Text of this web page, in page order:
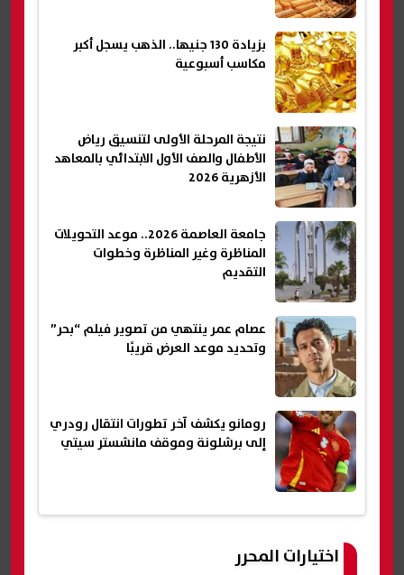
بزيادة 130 جنيها.. الذهب يسجل أكبر
مكاسب أسبوعية
نتيجة المرحلة الأولى لتنسيق رياض
الأطفال والصف الأول الابتدائي بالمعاهد
الأزهرية 2026
جامعة العاصمة 2026.. موعد التحويلات
المناظرة وغير المناظرة وخطوات
التقديم
عصام عمر ينتهي من تصوير فيلم “بحر”
وتحديد موعد العرض قريبًا
رومانو يكشف آخر تطورات انتقال رودري
إلى برشلونة وموقف مانشستر سيتي
اختيارات المحرر